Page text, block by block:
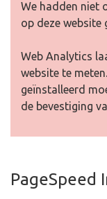
We hadden niet
op deze website
Web Analytics
website te
geïnstalleerd
de bevestiging
PageSpeed